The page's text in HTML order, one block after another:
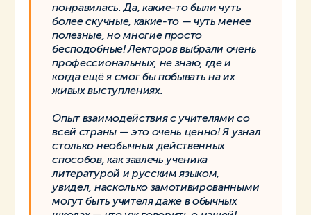
понравилась. Да, какие-то были чуть
более скучные, какие-то — чуть менее
полезные, но многие просто
бесподобные! Лекторов выбрали очень
профессиональных, не знаю, где и
когда ещё я смог бы побывать на их
живых выступлениях.
Опыт взаимодействия с учителями со
всей страны — это очень ценно! Я узнал
столько необычных действенных
способов, как завлечь ученика
литературой и русским языком,
увидел, насколько замотивированными
могут быть учителя даже в обычных